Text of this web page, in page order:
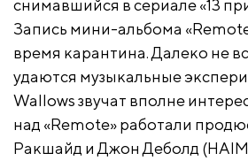
снимавшийся в сериале «13
Запись мини-альбома
время карантина. Далеко не
удаются музыкальные
Wallows звучат вполне
над «Remote» работали
Ракшайд и Джон Деболд